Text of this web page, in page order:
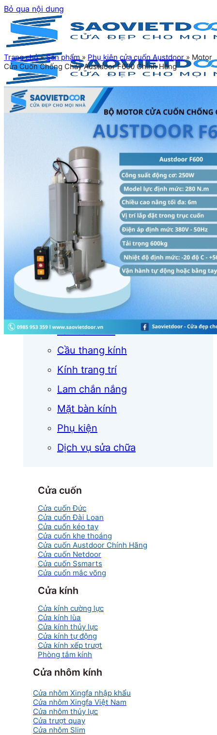
Bỏ qua nội dung
Cửa cuốn
Cửa kính
Cửa nhôm
Vách kính
Mái kính
Lan can kính
Cầu thang kính
Kính trang trí
Lam chắn nắng
Mặt bàn kính
Phụ kiện
Dịch vụ sửa chữa
Cửa cuốn
Cửa cuốn Đức
Cửa cuốn Đài Loan
Cửa cuốn kéo tay
Cửa cuốn khe thoáng
Cửa cuốn Austdoor Chính Hãng
Cửa cuốn Netdoor
Cửa cuốn Ssmarts
Cửa cuốn mắc võng
Cửa kính
Cửa kính cường lực
Cửa kính lùa
Cửa kính thủy lực
Cửa kính tự động
Cửa kính xếp trượt
Phòng tắm kính
Cửa nhôm kính
Cửa nhôm Xingfa nhập khẩu
Cửa nhôm Xingfa Việt Nam
Cửa nhôm thủy lực
Cửa trượt quay
Cửa nhôm Slim
Trang chủ»Sản phẩm» Phụ kiện cửa cuốn Austdoor» Motor
Cửa Cuốn Chống Cháy Austdoor F600 Chính Hãng